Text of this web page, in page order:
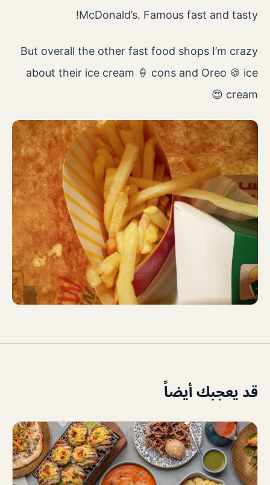
McDonald’s. Famous fast and tasty!
But overall the other fast food shops I’m crazy
about their ice cream 🍦 cons and Oreo 🍪 ice
cream 😍
قد يعجبك أيضاً